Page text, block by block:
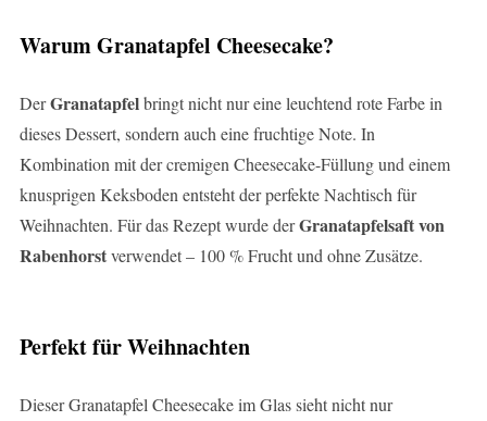
Warum Granatapfel Cheesecake?
DerGranatapfelbringt nicht nur eine leuchtend rote Farbe in
dieses Dessert, sondern auch eine fruchtige Note. In
Kombination mit der cremigen Cheesecake-Füllung und einem
knusprigen Keksboden entsteht der perfekte Nachtisch für
Weihnachten. Für das Rezept wurde derGranatapfelsaft von
Rabenhorstverwendet – 100 % Frucht und ohne Zusätze.
Perfekt für Weihnachten
Dieser Granatapfel Cheesecake im Glas sieht nicht nur